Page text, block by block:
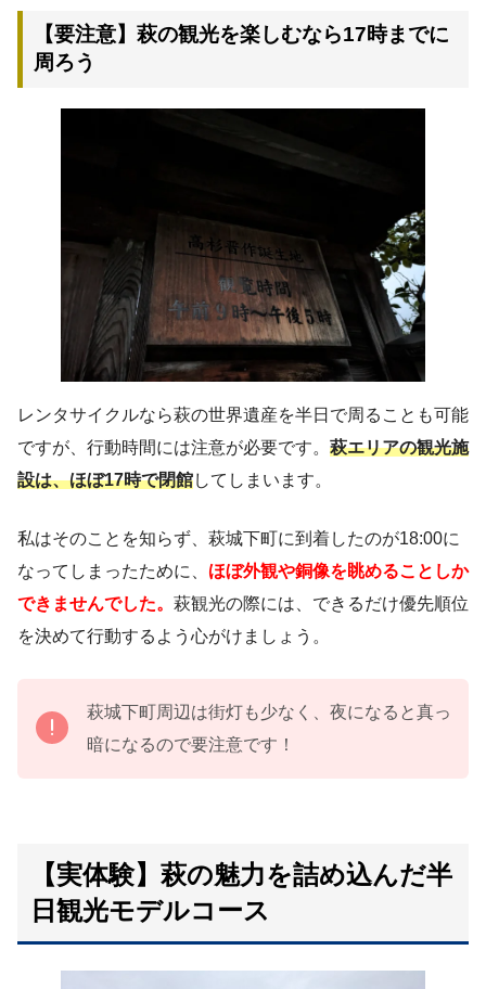
【要注意】萩の観光を楽しむなら17時までに
周ろう
レンタサイクルなら萩の世界遺産を半日で周ることも可能
ですが、行動時間には注意が必要です。 萩エリアの観光施
設は、ほぼ17時で閉館してしまいます。
私はそのことを知らず、萩城下町に到着したのが18:00に
なってしまったために、 ほぼ外観や銅像を眺めることしか
できませんでした。 萩観光の際には、できるだけ優先順位
を決めて行動するよう心がけましょう。
萩城下町周辺は街灯も少なく、夜になると真っ
暗になるので要注意です！
【実体験】萩の魅力を詰め込んだ半
日観光モデルコース